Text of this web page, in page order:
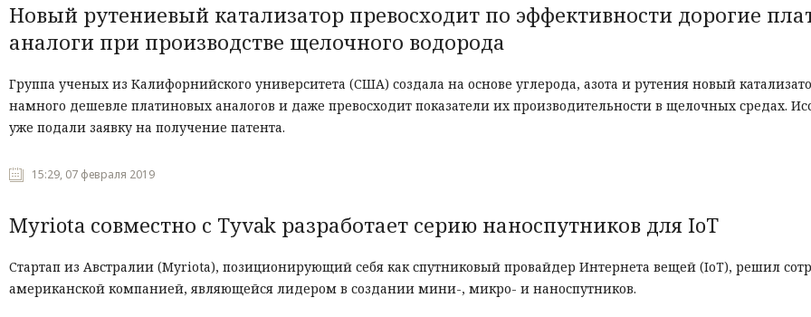
Новый рутениевый катализатор превосходит по эффективности дорогие
аналоги при производстве щелочного водорода
Группа ученых из Калифорнийского университета (США) создала на основе углерода, азота и рутения новый
намного дешевле платиновых аналогов и даже превосходит показатели их производительности в щелочных средах.
уже подали заявку на получение патента.
15:29, 07 февраля 2019
Myriota совместно с Tyvak разработает серию наноспутников для IoT
Стартап из Австралии (Myriota), позиционирующий себя как спутниковый провайдер Интернета вещей (IoT), решил
американской компанией, являющейся лидером в создании мини-, микро- и наноспутников.